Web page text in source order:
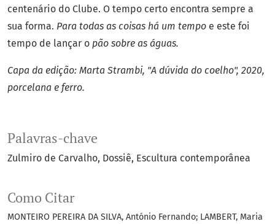
Palavras-chave
Zulmiro de Carvalho Dossiê Escultura contemporânea
Como Citar
MONTEIRO PEREIRA DA SILVA, António Fernando; LAMBERT, Maria
centenário do Clube. O tempo certo encontra sempre a
sua forma. Para todas as coisas há um tempo e este foi
tempo de lançar o pão sobre as águas.
Capa da edição: Marta Strambi, "A dúvida do coelho", 2020,
porcelana e ferro.